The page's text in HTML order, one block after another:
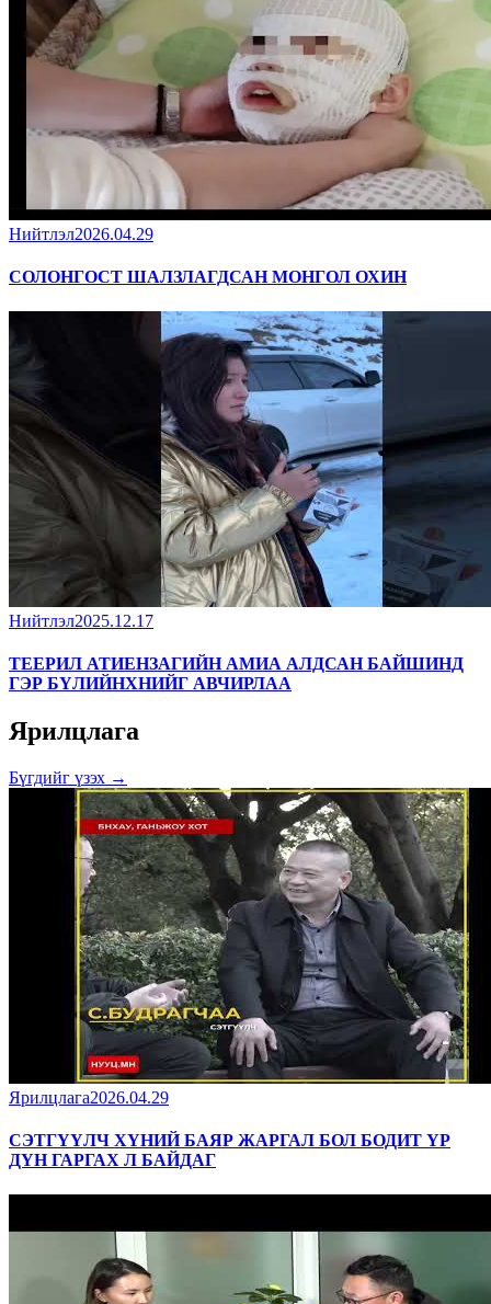
Нийтлэл2026.04.29
СОЛОНГОСТ ШАЛЗЛАГДСАН МОНГОЛ ОХИН
Нийтлэл2025.12.17
ТЕЕРИЛ АТИЕНЗАГИЙН АМИА АЛДСАН БАЙШИНД
ГЭР БҮЛИЙНХНИЙГ АВЧИРЛАА
Ярилцлага
Бүгдийг үзэх →
Ярилцлага2026.04.29
СЭТГҮҮЛЧ ХҮНИЙ БАЯР ЖАРГАЛ БОЛ БОДИТ ҮР
ДҮН ГАРГАХ Л БАЙДАГ